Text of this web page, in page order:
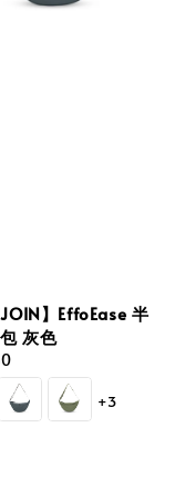
】EffoEase 半
灰色
+3